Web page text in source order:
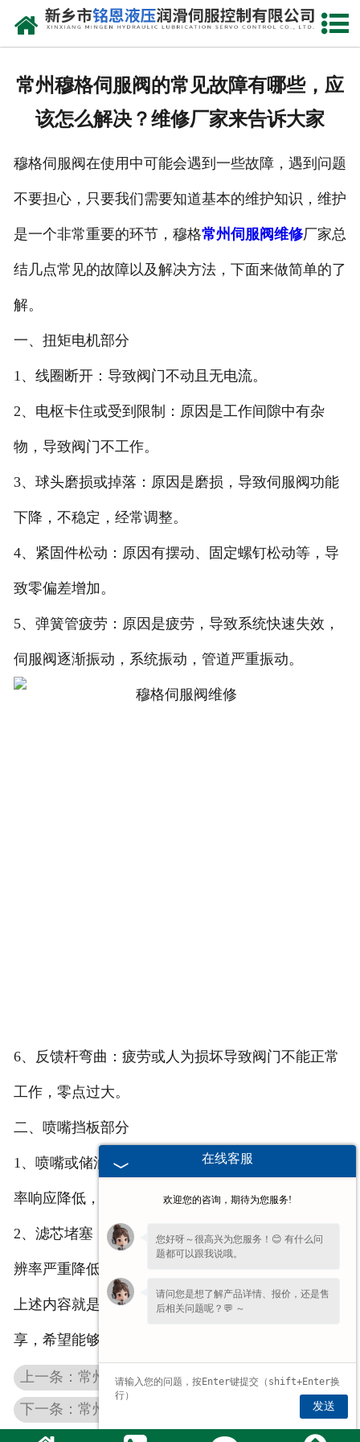
网站首页
维修现场
售后服务
常州穆格伺服阀的常见故障有哪些，应
该怎么解决？维修厂家来告诉大家
穆格伺服阀在使用中可能会遇到一些故障，遇到问题
不要担心，只要我们需要知道基本的维护知识，维护
是一个非常重要的环节，穆格常州伺服阀维修厂家总
结几点常见的故障以及解决方法，下面来做简单的了
解。
一、扭矩电机部分
1、线圈断开：导致阀门不动且无电流。
2、电枢卡住或受到限制：原因是工作间隙中有杂
物，导致阀门不工作。
3、球头磨损或掉落：原因是磨损，导致伺服阀功能
下降，不稳定，经常调整。
4、紧固件松动：原因有摆动、固定螺钉松动等，导
致零偏差增加。
5、弹簧管疲劳：原因是疲劳，导致系统快速失效，
伺服阀逐渐振动，系统振动，管道严重振动。
6、反馈杆弯曲：疲劳或人为损坏导致阀门不能正常
工作，零点过大。
二、喷嘴挡板部分
1、喷嘴或储油孔局部或完全堵塞：由于油污染，频
率响应降低，分辨率降低，系统严重不稳定。
2、滤芯堵塞：原因是机油污染，频率响应降低，分
辨率严重降低，系统摆动。
上述内容就是穆格常州伺服阀维修厂家和大家的分
享，希望能够帮助到大家。
上一条：常州比例阀维修厂家分享比例阀在日常使用时的维护方法
下一条：常州穆格伺服维修厂家分享造成伺服阀的主要故障
在线客服
欢迎您的咨询，期待为您服务!
您好呀～很高兴为您服务！😊 有什么问
题都可以跟我说哦。
请问您是想了解产品详情、报价，还是售
后相关问题呢？💬 ～
发送